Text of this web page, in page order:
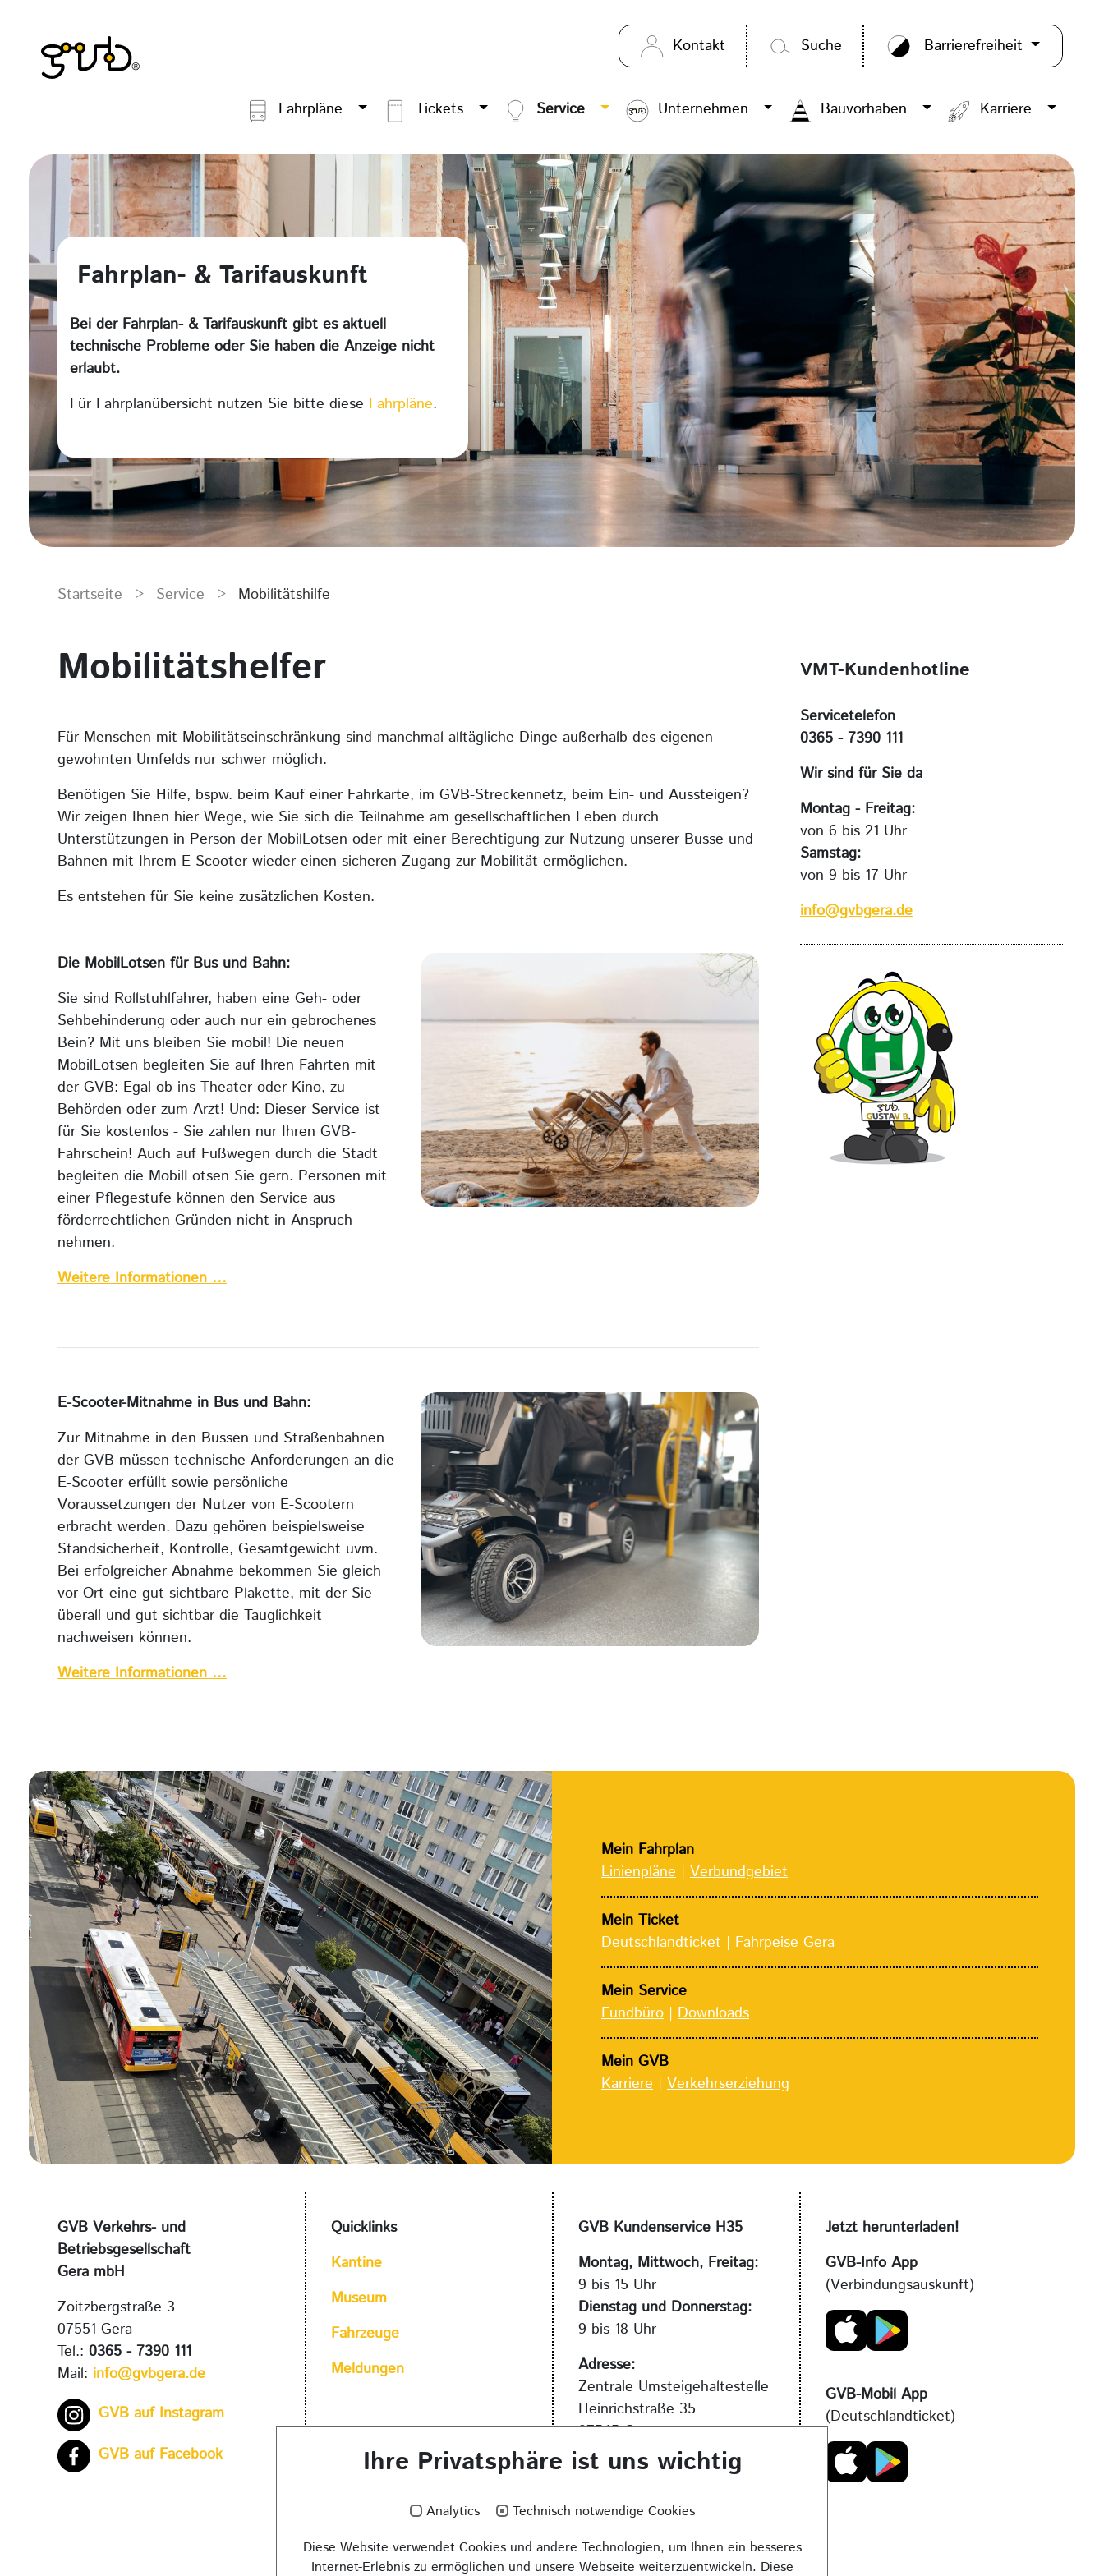
Kontakt Suche Barrierefreiheit
Fahrpläne Tickets Service Unternehmen Bauvorhaben Karriere
Fahrplan- & Tarifauskunft
Bei der Fahrplan- & Tarifauskunft gibt es aktuell
technische Probleme oder Sie haben die Anzeige nicht
erlaubt.
Für Fahrplanübersicht nutzen Sie bitte diese Fahrpläne.
Startseite > Service > Mobilitätshilfe
Mobilitätshelfer
Für Menschen mit Mobilitätseinschränkung sind manchmal alltägliche Dinge außerhalb des eigenen
gewohnten Umfelds nur schwer möglich.
Benötigen Sie Hilfe, bspw. beim Kauf einer Fahrkarte, im GVB-Streckennetz, beim Ein- und Aussteigen?
Wir zeigen Ihnen hier Wege, wie Sie sich die Teilnahme am gesellschaftlichen Leben durch
Unterstützungen in Person der MobilLotsen oder mit einer Berechtigung zur Nutzung unserer Busse und
Bahnen mit Ihrem E-Scooter wieder einen sicheren Zugang zur Mobilität ermöglichen.
Es entstehen für Sie keine zusätzlichen Kosten.
Die MobilLotsen für Bus und Bahn:
Sie sind Rollstuhlfahrer, haben eine Geh- oder
Sehbehinderung oder auch nur ein gebrochenes
Bein? Mit uns bleiben Sie mobil! Die neuen
MobilLotsen begleiten Sie auf Ihren Fahrten mit
der GVB: Egal ob ins Theater oder Kino, zu
Behörden oder zum Arzt! Und: Dieser Service ist
für Sie kostenlos - Sie zahlen nur Ihren GVB-
Fahrschein! Auch auf Fußwegen durch die Stadt
begleiten die MobilLotsen Sie gern. Personen mit
einer Pflegestufe können den Service aus
förderrechtlichen Gründen nicht in Anspruch
nehmen.
Weitere Informationen …
E-Scooter-Mitnahme in Bus und Bahn:
Zur Mitnahme in den Bussen und Straßenbahnen
der GVB müssen technische Anforderungen an die
E-Scooter erfüllt sowie persönliche
Voraussetzungen der Nutzer von E-Scootern
erbracht werden. Dazu gehören beispielsweise
Standsicherheit, Kontrolle, Gesamtgewicht uvm.
Bei erfolgreicher Abnahme bekommen Sie gleich
vor Ort eine gut sichtbare Plakette, mit der Sie
überall und gut sichtbar die Tauglichkeit
nachweisen können.
Weitere Informationen …
VMT-Kundenhotline
Servicetelefon
0365 - 7390 111
Wir sind für Sie da
Montag - Freitag:
von 6 bis 21 Uhr
Samstag:
von 9 bis 17 Uhr
info@gvbgera.de
Mein Fahrplan
Linienpläne | Verbundgebiet
Mein Ticket
Deutschlandticket | Fahrpeise Gera
Mein Service
Fundbüro | Downloads
Mein GVB
Karriere | Verkehrserziehung
GVB Verkehrs- und
Betriebsgesellschaft
Gera mbH
Zoitzbergstraße 3
07551 Gera
Tel.: 0365 - 7390 111
Mail: info@gvbgera.de
GVB auf Instagram
GVB auf Facebook
Quicklinks
Kantine
Museum
Fahrzeuge
Meldungen
GVB Kundenservice H35
Montag, Mittwoch, Freitag:
9 bis 15 Uhr
Dienstag und Donnerstag:
9 bis 18 Uhr
Adresse:
Zentrale Umsteigehaltestelle
Heinrichstraße 35
07545 Gera
Kontakt:
kundenservice@gvbgera.de
Jetzt herunterladen!
GVB-Info App
(Verbindungsauskunft)
GVB-Mobil App
(Deutschlandticket)
Ihre Privatsphäre ist uns wichtig
Analytics
Technisch notwendige Cookies
Diese Website verwendet Cookies und andere Technologien, um Ihnen ein besseres
Internet-Erlebnis zu ermöglichen und unsere Webseite weiterzuentwickeln. Diese